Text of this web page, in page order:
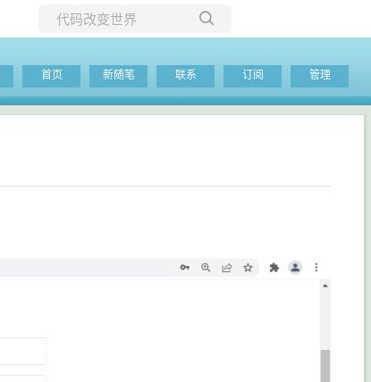
当前博客
首页 新随笔 联系 订阅 管理